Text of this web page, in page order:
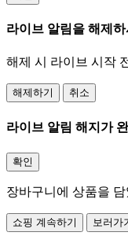
라이브 알림을 해제
해제 시 라이브 시작
해제하기 취소
라이브 알림 해지가
확인
장바구니에 상품을 담
쇼핑 계속하기 보러가